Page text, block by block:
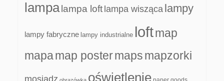
lampa lampa loft lampa wisząca lampy
lampy fabryczne lampy industrialne loftmap
mapamap postermapsmapzorki
oświetlenie